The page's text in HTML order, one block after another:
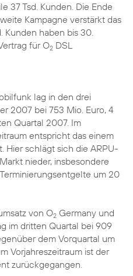
37 Tsd. Kunden. Die Ende
Kampagne verstärkt das
Kunden haben bis 30.
für O2 DSL
lag in den drei
2007 bei 753 Mio. Euro, 4
Quartal 2007. Im
entspricht das einem
Hier schlägt sich die ARPU-
nieder, insbesondere
um 20
von O2 Germany und
im dritten Quartal bei 909
dem Vorquartal um
Vorjahreszeitraum ist der
zurückgegangen.